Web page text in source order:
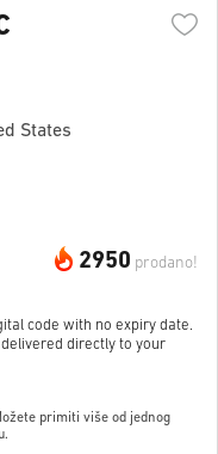
States
2950 prodano!
code with no expiry date.
directly to your
primiti više od jednog